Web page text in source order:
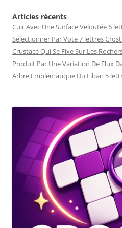
Articles récents
Cuir Avec Une Surface Veloutée 6
Sélectionner Par Vote 7 lettres
Crustacé Qui Se Fixe Sur Les
Produit Par Une Variation De Flux
Arbre Emblématique Du Liban 5